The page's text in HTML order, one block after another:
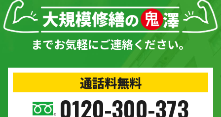
までお気軽にご連絡ください。
通話料無料
0120-300-373